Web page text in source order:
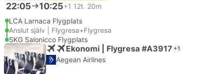
22:05 10:25+1 12t. 20m
LCA Larnaca Flygplats
Anslut själv | Flygresa+Flygresa
SKG Salonicco Flygplats
Ekonomi | Flygresa #A3917 +1
Aegean Airlines